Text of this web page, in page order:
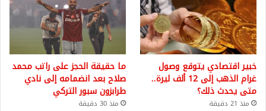
خبير اقتصادي يتوقع وصول
غرام الذهب إلى 12 ألف ليرة..
متى يحدث ذلك؟
منذ 21 دقيقة
ما حقيقة الحجز على راتب محمد
صلاح بعد انضمامه إلى نادي
طرابزون سبور التركي
منذ 30 دقيقة